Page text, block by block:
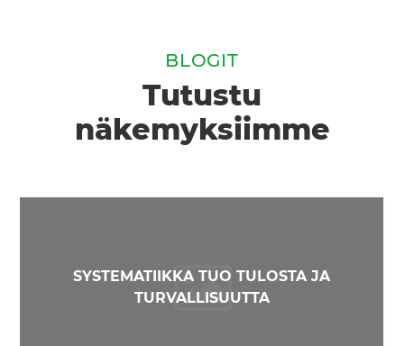
BLOGIT
Tutustu
näkemyksiimme
SYSTEMATIIKKA TUO TULOSTA JA
TURVALLISUUTTA